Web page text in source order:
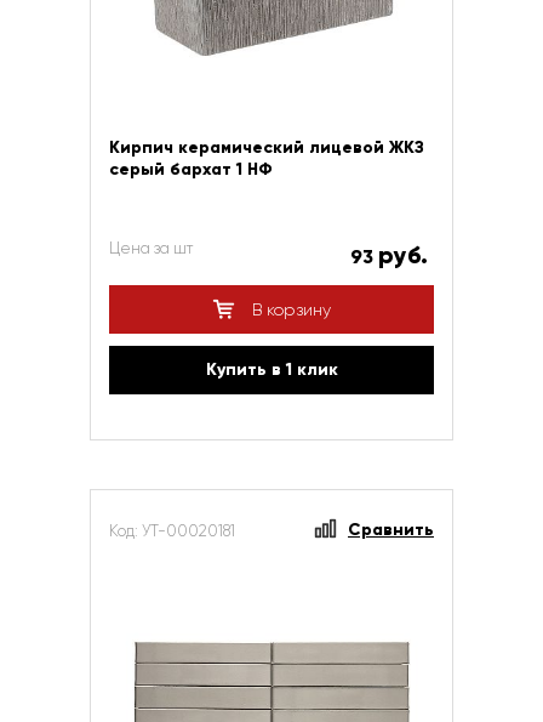
Кирпич керамический лицевой ЖКЗ
серый бархат 1 НФ
Цена за шт 93 руб.
В корзину
Купить в 1 клик
Код: УТ-00020181 Сравнить